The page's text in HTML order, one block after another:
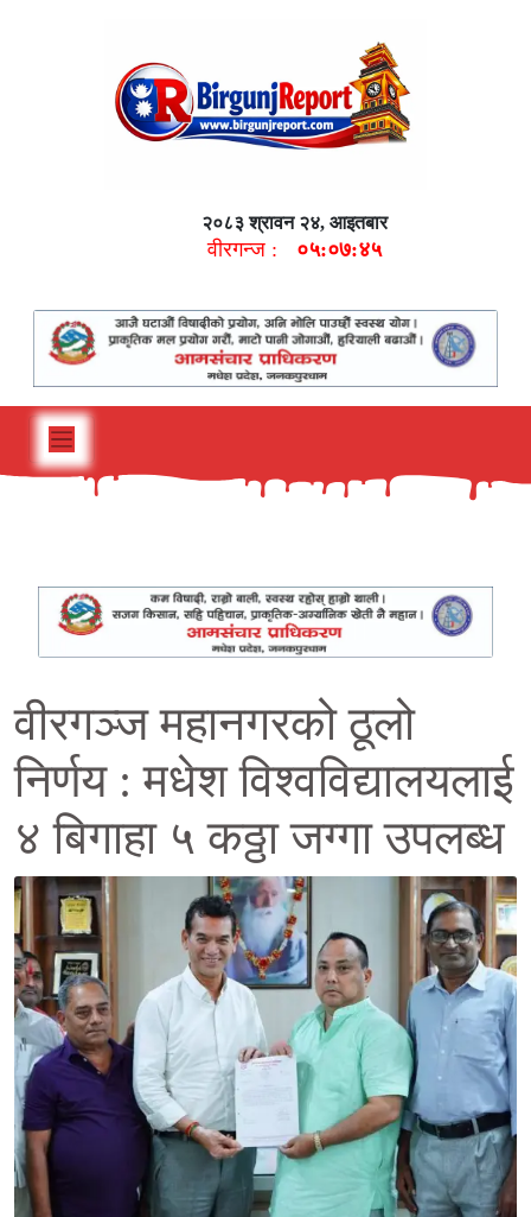
२०८३ श्रावन २४, आइतबार
वीरगन्ज : ०५:०७:४६
वीरगञ्ज महानगरको ठूलो
निर्णय : मधेश विश्वविद्यालयलाई
४ बिगाहा ५ कठ्ठा जग्गा उपलब्ध